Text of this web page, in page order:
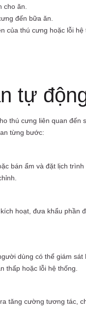
ăn.
đến bữa ăn.
của thú cưng hoặc lỗi hệ
tự
thú cưng liên quan
từng bước:
bán ẩm và đặt lịch
hoạt, đưa khẩu
dùng có thể giám
thấp hoặc lỗi hệ thống.
tăng cường tương tác,